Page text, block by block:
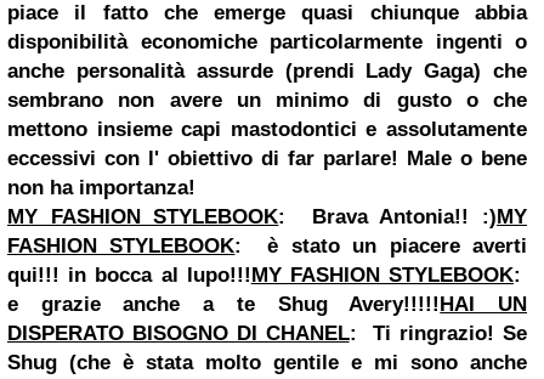
piace il fatto che emerge quasi chiunque abbia
disponibilità economiche particolarmente ingenti o
anche personalità assurde (prendi Lady Gaga) che
sembrano non avere un minimo di gusto o che
mettono insieme capi mastodontici e assolutamente
eccessivi con l' obiettivo di far parlare! Male o bene
non ha importanza!
MY FASHION STYLEBOOK: Brava Antonia!! :)MY
FASHION STYLEBOOK:è stato un piacere averti
qui!!! in bocca al lupo!!!MY FASHION STYLEBOOK:
e grazie anche a te Shug Avery!!!!!HAI UN
DISPERATO BISOGNO DI CHANEL:Ti ringrazio! Se
Shug (che è stata molto gentile e mi sono anche